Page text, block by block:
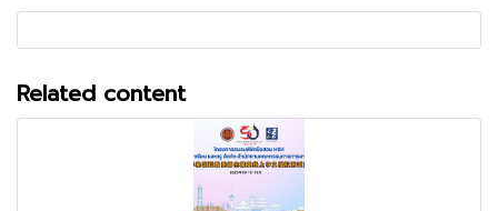
Related content